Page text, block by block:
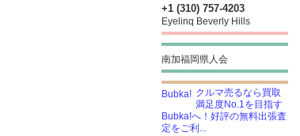
+1 (310) 757-4203
Eyelinq Beverly Hills
南加福岡県人会
クルマ売るなら買取
満足度No.1を目指す
Bubka!へ！好評の無料出張査
定をご利...